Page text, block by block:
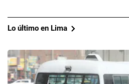
Lo último en Lima